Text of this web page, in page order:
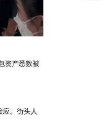
资产悉数被
应。街头人